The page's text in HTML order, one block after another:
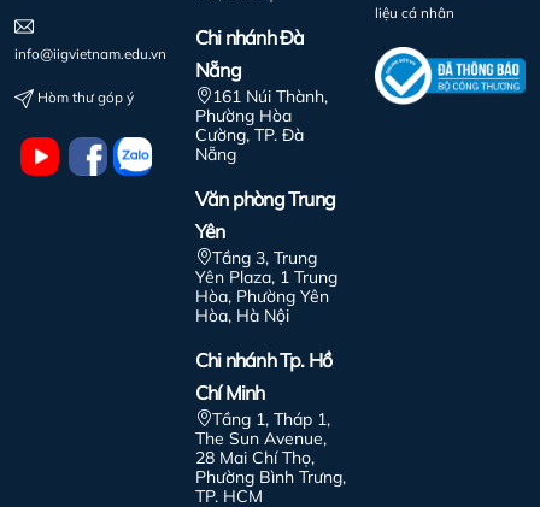
info@iigvietnam.edu.vn
Hòm thư góp ý
Chi nhánh Đà
Nẵng
161 Núi Thành,
Phường Hòa
Cường, TP. Đà
Nẵng
Văn phòng Trung
Yên
Tầng 3, Trung
Yên Plaza, 1 Trung
Hòa, Phường Yên
Hòa, Hà Nội
Chi nhánh Tp. Hồ
Chí Minh
Tầng 1, Tháp 1,
The Sun Avenue,
28 Mai Chí Thọ,
Phường Bình Trưng,
TP. HCM
liệu cá nhân